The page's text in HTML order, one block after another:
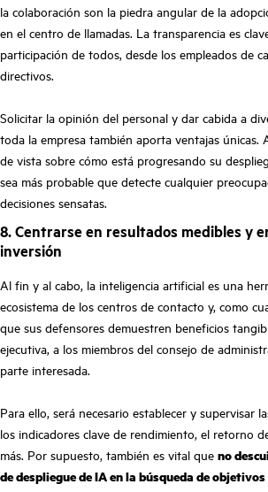
la colaboración son la piedra angular de la
en el centro de llamadas. La transparencia es
participación de todos, desde los empleados de
directivos.
Solicitar la opinión del personal y dar cabida a
toda la empresa también aporta ventajas únicas.
de vista sobre cómo está progresando su
sea más probable que detecte cualquier
decisiones sensatas.
8. Centrarse en resultados medibles y
inversión
Al fin y al cabo, la inteligencia artificial es una
ecosistema de los centros de contacto y, como
que sus defensores demuestren beneficios
ejecutiva, a los miembros del consejo de
parte interesada.
Para ello, será necesario establecer y supervisar
los indicadores clave de rendimiento, el retorno
más. Por supuesto, también es vital que no
de despliegue de IA en la búsqueda de